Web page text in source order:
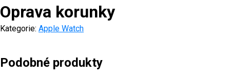
Oprava korunky
Kategorie: Apple Watch
Podobné produkty